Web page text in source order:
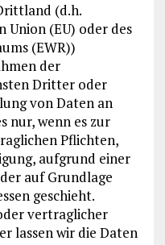
(d.h.
Union (EU) oder des
(EWR))
der
Dritter oder
von Daten an
nur, wenn es zur
Pflichten,
aufgrund einer
auf Grundlage
geschieht.
vertraglicher
lassen wir die Daten